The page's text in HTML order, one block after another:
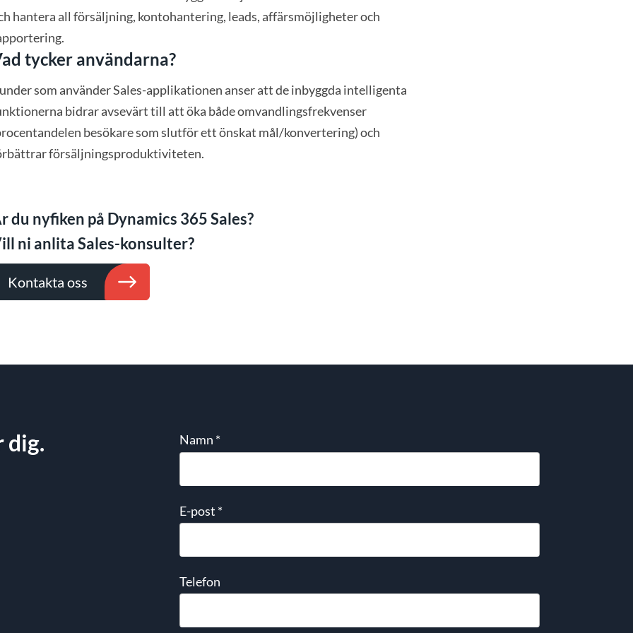
hantera all försäljning, kontohantering, leads, affärsmöjligheter och
tycker användarna?
som använder Sales-applikationen anser att de inbyggda intelligenta
bidrar avsevärt till att öka både omvandlingsfrekvenser
besökare som slutför ett önskat mål/konvertering) och
försäljningsproduktiviteten.
du nyfiken på Dynamics 365 Sales?
ni anlita Sales-konsulter?
Kontakta oss
dig. Namn *
E-post *
Telefon